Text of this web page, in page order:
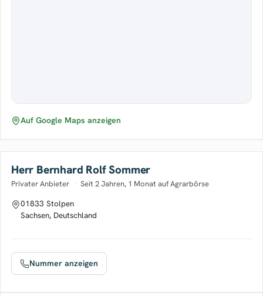
Auf Google Maps anzeigen
Herr Bernhard Rolf Sommer
Privater Anbieter · Seit 2 Jahren, 1 Monat auf Agrarbörse
01833 Stolpen
Sachsen, Deutschland
Nummer anzeigen